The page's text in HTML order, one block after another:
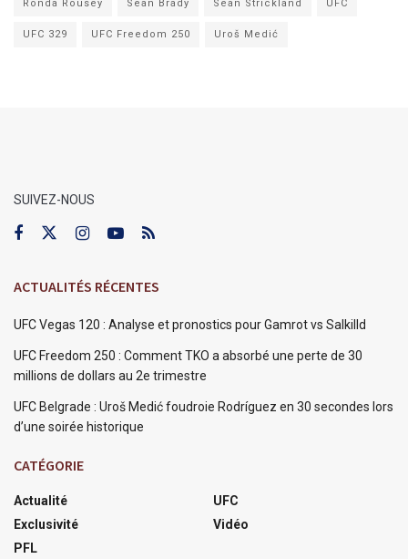
Ronda Rousey Sean Brady Sean Strickland UFC
UFC 329 UFC Freedom 250 Uroš Medić
SUIVEZ-NOUS
ACTUALITÉS RÉCENTES
UFC Vegas 120 : Analyse et pronostics pour Gamrot vs Salkilld
UFC Freedom 250 : Comment TKO a absorbé une perte de 30
millions de dollars au 2e trimestre
UFC Belgrade : Uroš Medić foudroie Rodríguez en 30 secondes lors
d’une soirée historique
CATÉGORIE
Actualité
Exclusivité
PFL
UFC
Vidéo